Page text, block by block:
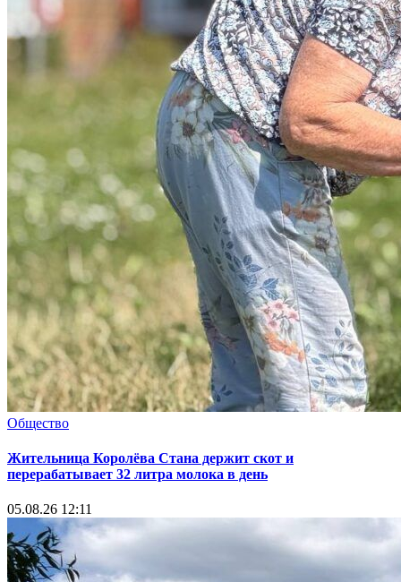
Общество
Жительница Королёва Стана держит скот и
перерабатывает 32 литра молока в день
05.08.26 12:11